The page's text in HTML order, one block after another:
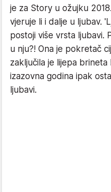
je za Story u ožujku
vjeruje li i dalje u ljubav. '
postoji više vrsta ljubavi.
u nju?! Ona je pokretač
zaključila je lijepa
izazovna godina ipak
ljubavi.